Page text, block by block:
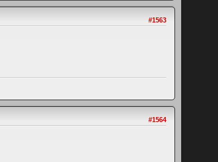
#1563
#1564